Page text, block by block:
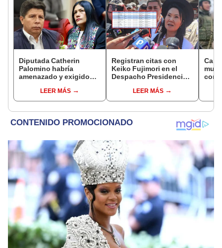
Diputada Catherin
Palomino habría
amenazado y exigido
Pedro Castillo tras
insultarlos por
LEER MÁS
Registran citas con
Keiko Fujimori en el
Despacho Presidencial
LEER MÁS